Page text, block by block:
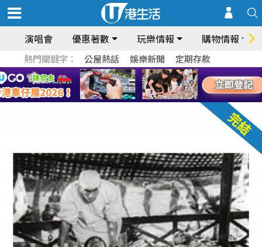
演唱會 優惠著數 玩樂情報 購物情報
熱門關鍵字： 公屋熱話 娛樂新聞 定期存款